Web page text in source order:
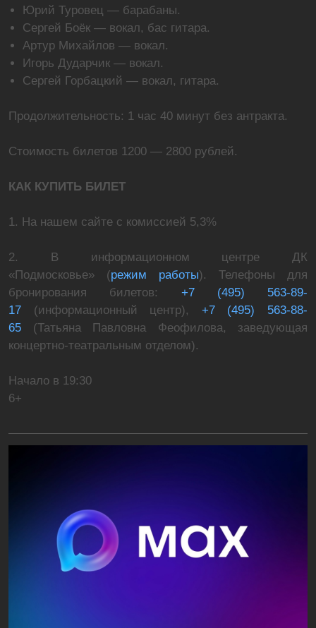
Юрий Туровец — барабаны.
Сергей Боёк — вокал, бас гитара.
Артур Михайлов — вокал.
Игорь Дударчик — вокал.
Сергей Горбацкий — вокал, гитара.
Продолжительность: 1 час 40 минут без антракта.
Стоимость билетов 1200 — 2800 рублей.
КАК КУПИТЬ БИЛЕТ
1. На нашем сайте с комиссией 5,3%
2. В информационном центре ДК
«Подмосковье» (режим работы). Телефоны для
бронирования билетов:
+7 (495) 563-89-
17
(информационный центр),
+7 (495) 563-88-
65
(Татьяна Павловна Феофилова, заведующая
концертно-театральным отделом).
Начало в 19:30
6+